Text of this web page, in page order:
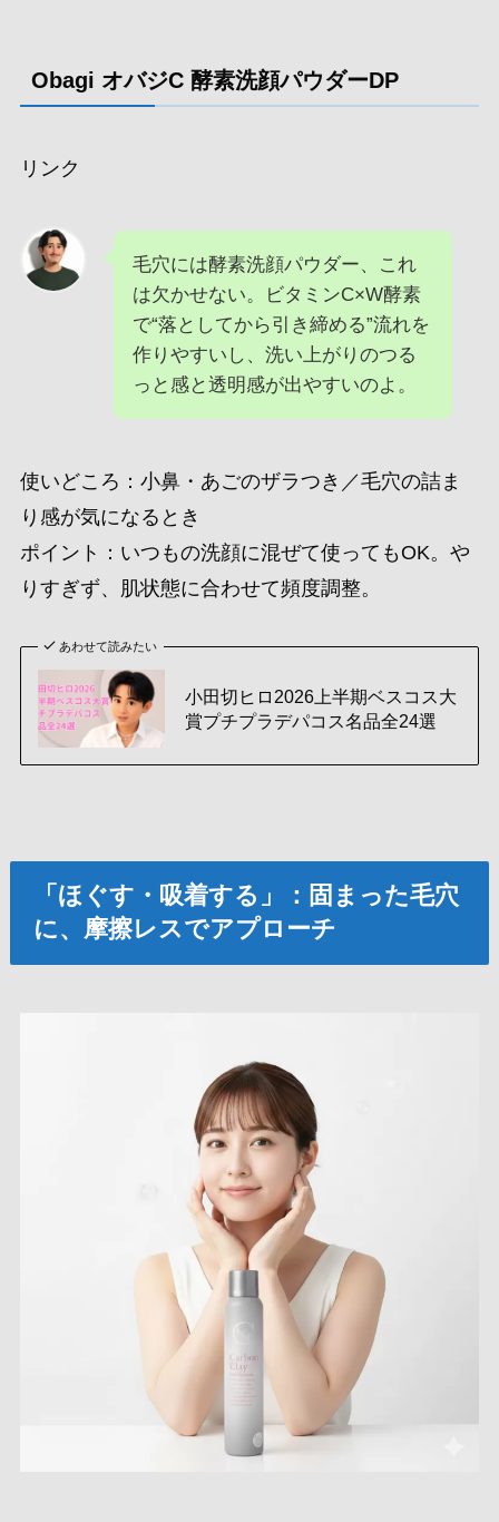
Obagi オバジC 酵素洗顔パウダーDP
リンク
毛穴には酵素洗顔パウダー、これ
は欠かせない。ビタミンC×W酵素
で“落としてから引き締める”流れを
作りやすいし、洗い上がりのつる
っと感と透明感が出やすいのよ。
使いどころ：小鼻・あごのザラつき／毛穴の詰ま
り感が気になるとき
ポイント：いつもの洗顔に混ぜて使ってもOK。や
りすぎず、肌状態に合わせて頻度調整。
あわせて読みたい
小田切ヒロ2026上半期ベスコス大
賞プチプラデパコス名品全24選
「ほぐす・吸着する」：固まった毛穴
に、摩擦レスでアプローチ